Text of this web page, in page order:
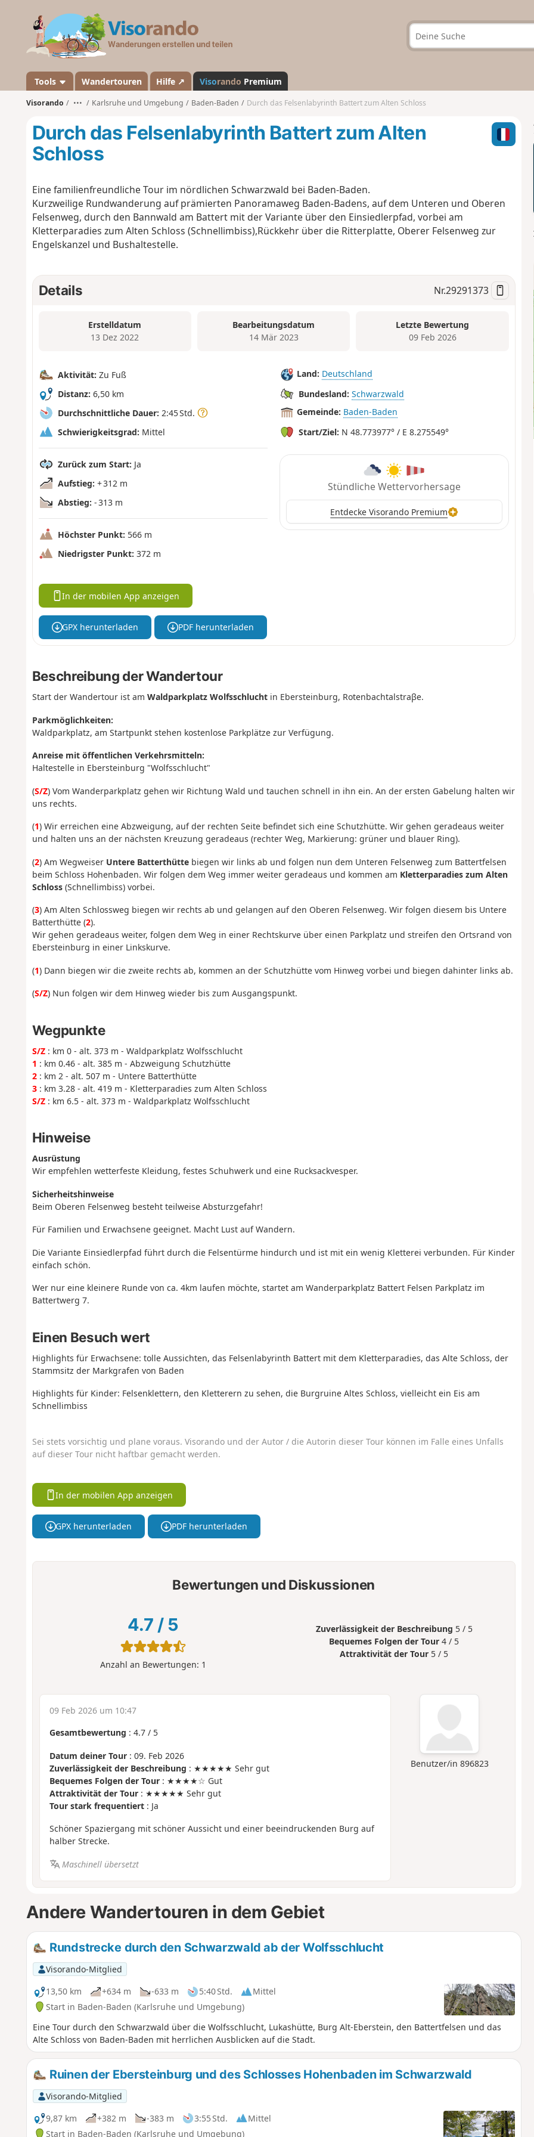
a
n
d
Tools Wandertouren Hilfe ↗ Visorando Premium
Visorando ••• Karlsruhe und Umgebung Baden-Baden Durch das Felsenlabyrinth Battert zum Alten Schloss
Durch das Felsenlabyrinth Battert zum Alten
Schloss
Eine familienfreundliche Tour im nördlichen Schwarzwald bei Baden-Baden.
Kurzweilige Rundwanderung auf prämierten Panoramaweg Baden-Badens, auf dem Unteren und Oberen
Felsenweg, durch den Bannwald am Battert mit der Variante über den Einsiedlerpfad, vorbei am
Kletterparadies zum Alten Schloss (Schnellimbiss),Rückkehr über die Ritterplatte, Oberer Felsenweg zur
Engelskanzel und Bushaltestelle.
Details Nr.29291373
Erstelldatum
13 Dez 2022
Bearbeitungsdatum
14 Mär 2023
Letzte Bewertung
09 Feb 2026
Aktivität: Zu Fuß
Distanz: 6,50 km
Durchschnittliche Dauer: 2:45 Std.
Schwierigkeitsgrad: Mittel
Zurück zum Start: Ja
Aufstieg: + 312 m
Abstieg: - 313 m
Höchster Punkt: 566 m
Niedrigster Punkt: 372 m
Land: Deutschland
Bundesland: Schwarzwald
Gemeinde: Baden-Baden
Start/Ziel: N 48.773977° / E 8.275549°
Stündliche Wettervorhersage
Entdecke Visorando Premium
In der mobilen App anzeigen
GPX herunterladen PDF herunterladen
Beschreibung der Wandertour
Start der Wandertour ist am Waldparkplatz Wolfsschluchtin Ebersteinburg, Rotenbachtalstraβe.
Parkmöglichkeiten:
Waldparkplatz, am Startpunkt stehen kostenlose Parkplätze zur Verfügung.
Anreise mit öffentlichen Verkehrsmitteln:
Haltestelle in Ebersteinburg "Wolfsschlucht"
(S/Z) Vom Wanderparkplatz gehen wir Richtung Wald und tauchen schnell in ihn ein. An der ersten Gabelung halten wir
uns rechts.
(1) Wir erreichen eine Abzweigung, auf der rechten Seite befindet sich eine Schutzhütte. Wir gehen geradeaus weiter
und halten uns an der nächsten Kreuzung geradeaus (rechter Weg, Markierung: grüner und blauer Ring).
(2) Am Wegweiser Untere Batterthüttebiegen wir links ab und folgen nun dem Unteren Felsenweg zum Battertfelsen
beim Schloss Hohenbaden. Wir folgen dem Weg immer weiter geradeaus und kommen am Kletterparadies zum Alten
Schloss(Schnellimbiss) vorbei.
(3) Am Alten Schlossweg biegen wir rechts ab und gelangen auf den Oberen Felsenweg. Wir folgen diesem bis Untere
Batterthütte (2).
Wir gehen geradeaus weiter, folgen dem Weg in einer Rechtskurve über einen Parkplatz und streifen den Ortsrand von
Ebersteinburg in einer Linkskurve.
(1) Dann biegen wir die zweite rechts ab, kommen an der Schutzhütte vom Hinweg vorbei und biegen dahinter links ab.
(S/Z) Nun folgen wir dem Hinweg wieder bis zum Ausgangspunkt.
Wegpunkte
S/Z: km 0 - alt. 373 m - Waldparkplatz Wolfsschlucht
1 : km 0.46 - alt. 385 m - Abzweigung Schutzhütte
2: km 2 - alt. 507 m - Untere Batterthütte
3: km 3.28 - alt. 419 m - Kletterparadies zum Alten Schloss
S/Z: km 6.5 - alt. 373 m - Waldparkplatz Wolfsschlucht
Hinweise
Ausrüstung
Wir empfehlen wetterfeste Kleidung, festes Schuhwerk und eine Rucksackvesper.
Sicherheitshinweise
Beim Oberen Felsenweg besteht teilweise Absturzgefahr!
Für Familien und Erwachsene geeignet. Macht Lust auf Wandern.
Die Variante Einsiedlerpfad führt durch die Felsentürme hindurch und ist mit ein wenig Kletterei verbunden. Für Kinder
einfach schön.
Wer nur eine kleinere Runde von ca. 4km laufen möchte, startet am Wanderparkplatz Battert Felsen Parkplatz im
Battertwerg 7.
Einen Besuch wert
Highlights für Erwachsene: tolle Aussichten, das Felsenlabyrinth Battert mit dem Kletterparadies, das Alte Schloss, der
Stammsitz der Markgrafen von Baden
Highlights für Kinder: Felsenklettern, den Kletterern zu sehen, die Burgruine Altes Schloss, vielleicht ein Eis am
Schnellimbiss
Sei stets vorsichtig und plane voraus. Visorando und der Autor / die Autorin dieser Tour können im Falle eines Unfalls
auf dieser Tour nicht haftbar gemacht werden.
In der mobilen App anzeigen
GPX herunterladen PDF herunterladen
Bewertungen und Diskussionen
4.7 / 5
Anzahl an Bewertungen: 1
Zuverlässigkeit der Beschreibung 5 / 5
Bequemes Folgen der Tour 4 / 5
Attraktivität der Tour 5 / 5
Benutzer/in 896823
09 Feb 2026 um 10:47
Gesamtbewertung : 4.7/ 5
Datum deiner Tour: 09. Feb 2026
Zuverlässigkeit der Beschreibung : ★★★★★ Sehr gut
Bequemes Folgen der Tour: ★★★★☆ Gut
Attraktivität der Tour: ★★★★★ Sehr gut
Tour stark frequentiert: Ja
Schöner Spaziergang mit schöner Aussicht und einer beeindruckenden Burg auf
halber Strecke.
Maschinell übersetzt
Andere Wandertouren in dem Gebiet
Rundstrecke durch den Schwarzwald ab der Wolfsschlucht
Visorando-Mitglied
13,50 km
+634 m -633 m 5:40 Std.
Mittel
Start in Baden-Baden (Karlsruhe und Umgebung)
Eine Tour durch den Schwarzwald über die Wolfsschlucht, Lukashütte, Burg Alt-Eberstein, den Battertfelsen und das
Alte Schloss von Baden-Baden mit herrlichen Ausblicken auf die Stadt.
Ruinen der Ebersteinburg und des Schlosses Hohenbaden im Schwarzwald
Visorando-Mitglied
9,87 km
+382 m -383 m 3:55 Std.
Mittel
Start in Baden-Baden (Karlsruhe und Umgebung)